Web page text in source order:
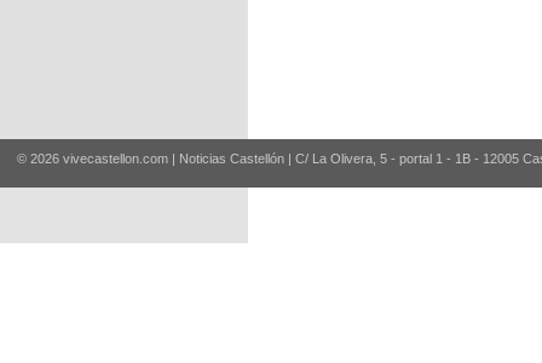
© 2026 vivecastellon.com | Noticias Castellón | C/ La Olivera, 5 - portal 1 - 1B - 12005